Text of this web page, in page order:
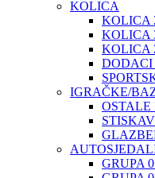
KOLICA
KOLICA
KOLICA
KOLICA
IGRAČKE/
OSTALE
GRUPA